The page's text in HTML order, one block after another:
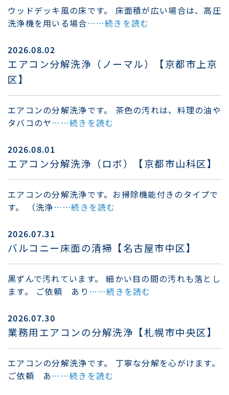
ウッドデッキ風の床です。 床面積が広い場合は、高圧
洗浄機を用いる場合……続きを読む
2026.08.02
エアコン分解洗浄（ノーマル）【京都市上京
区】
エアコンの分解洗浄です。 茶色の汚れは、料理の油や
タバコのヤ……続きを読む
2026.08.01
エアコン分解洗浄（ロボ）【京都市山科区】
エアコンの分解洗浄です。お掃除機能付きのタイプで
す。 （洗浄……続きを読む
2026.07.31
バルコニー床面の清掃【名古屋市中区】
黒ずんで汚れています。 細かい目の間の汚れも落とし
ます。 ご依頼 あり ……続きを読む
2026.07.30
業務用エアコンの分解洗浄【札幌市中央区】
エアコンの分解洗浄です。 丁寧な分解を心がけます。
ご依頼 あ……続きを読む